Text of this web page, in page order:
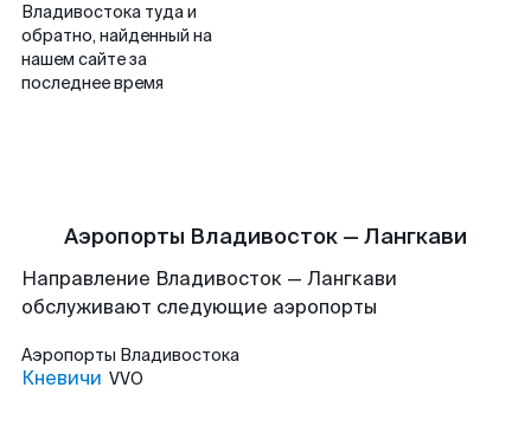
Владивостока туда и
обратно, найденный на
нашем сайте за
последнее время
Аэропорты Владивосток — Лангкави
Направление Владивосток — Лангкави
обслуживают следующие аэропорты
Аэропорты Владивостока
Кневичи VVO